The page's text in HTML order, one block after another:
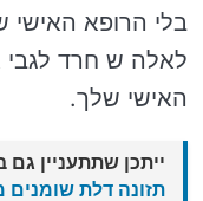
בלי הרופא האישי
לאלה ש חרד לגבי
האישי שלך.
ייתכן שתתעניין גם
תזונה דלת שומנים